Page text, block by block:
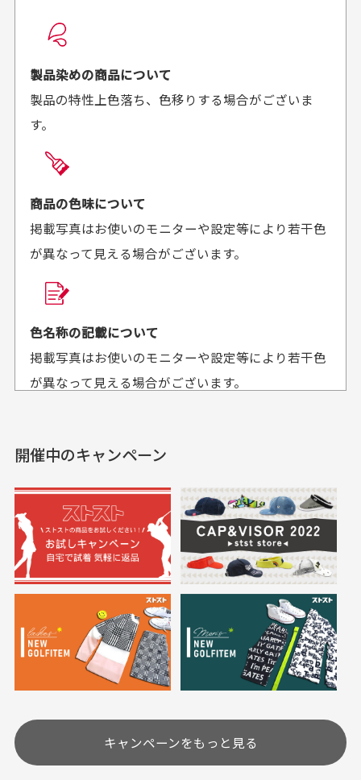
良かった！
がとうございます。丁寧
に梱包されていて、商品
の状態も良好でした。気
があればよろしくお願い
来ました。またお願いし
セールかつポイント
も使えて、お得に購
入出来ました
セールかつポイントも使
満足です。
おります
欲しかったスカートが購
30代女性
高価なブルゾンがお
高価なブルゾンがお安く
購入できました。状態も
最高でした。
30代女性
いつも素敵な商品を
す
美品です。いつも素敵な
商品をありがとうござい
ます。
お届け希望日時をご指定頂けます。
ご注文時にご指定下さい。
商品の受け渡しは、ゆうパックでの配送のみとさせて
頂いております。
商品購入からどれくらいで発送してもらえます
か？
平日午前9時までのご注文で最短当日発送させて頂いて
おります。
せて頂いております。
送料はいくらかかりますか？
何点ご購入頂いた場合も全国一律で800円とさせて頂
いております。(1配送先につき)
また5,000円(税込)以上お買い物をして頂けた場合は送
※必ず１つのショッピングカートに複数商品を入れて
ご注文下さいませ。
定休日はありますか？
土.日.祝日は定休日となっております。
その他の休日につきましてはサイト上にて告知させて
頂きます。
製品染めの商品について
製品の特性上色落ち、色移りする場合がございま
す。
商品の色味について
掲載写真はお使いのモニターや設定等により若干色
が異なって見える場合がございます。
色名称の記載について
掲載写真はお使いのモニターや設定等により若干色
が異なって見える場合がございます。
実寸サイズについて
一点一点手作業で計測しておりますので、若干の誤
差が生じる場合がございます。
においについて
ユーズド商品の特性故、メンテンスを行っておりま
すが、におい（煙草、香水、お香、古着特有の香
り、柔軟剤等)が付着している場合がございます。
付属品について
付属品の記載につきましては、弊社に入荷した時点
開催中のキャンペーン
キャンペーンをもっと見る